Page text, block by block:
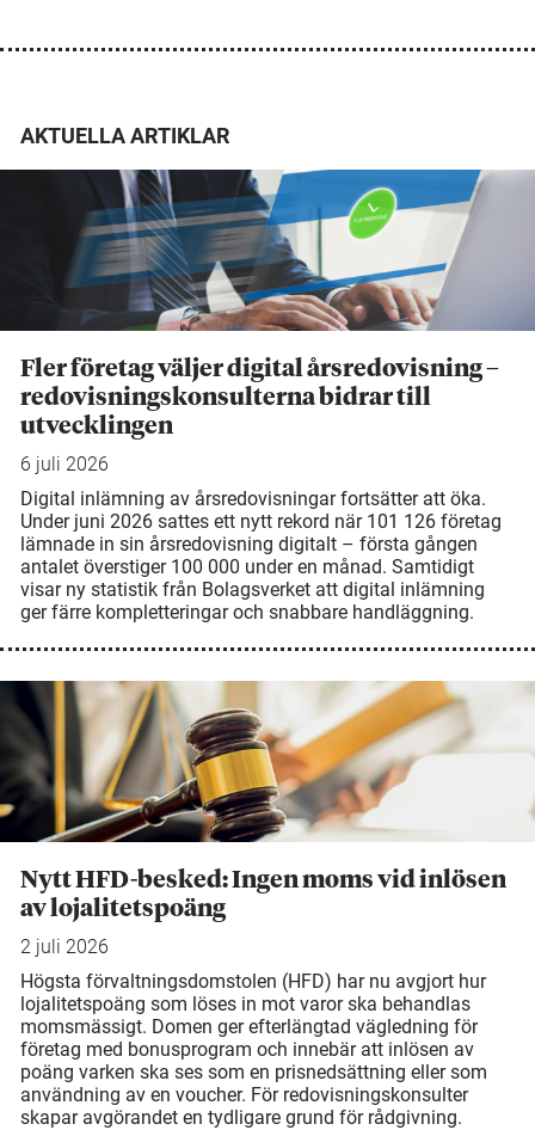
AKTUELLA ARTIKLAR
Fler företag väljer digital årsredovisning –
redovisningskonsulterna bidrar till
utvecklingen
6 juli 2026
Digital inlämning av årsredovisningar fortsätter att öka.
Under juni 2026 sattes ett nytt rekord när 101 126 företag
lämnade in sin årsredovisning digitalt – första gången
antalet överstiger 100 000 under en månad. Samtidigt
visar ny statistik från Bolagsverket att digital inlämning
ger färre kompletteringar och snabbare handläggning.
Nytt HFD-besked: Ingen moms vid inlösen
av lojalitetspoäng
2 juli 2026
Högsta förvaltningsdomstolen (HFD) har nu avgjort hur
lojalitetspoäng som löses in mot varor ska behandlas
momsmässigt. Domen ger efterlängtad vägledning för
företag med bonusprogram och innebär att inlösen av
poäng varken ska ses som en prisnedsättning eller som
användning av en voucher. För redovisningskonsulter
skapar avgörandet en tydligare grund för rådgivning.